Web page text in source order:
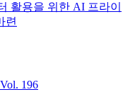
활용을 위한 AI 프라이
련
196